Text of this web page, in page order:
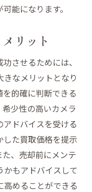
能になります。
リット
させるためには、
なメリットとなり
的確に判断できる
少性の高いカメラ
ドバイスを受ける
した買取価格を提示
、売却前にメンテ
もアドバイスして
めることができる